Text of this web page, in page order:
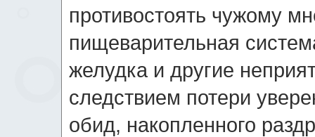
противостоять чужому
пищеварительная
желудка и другие
следствием потери
обид, накопленного